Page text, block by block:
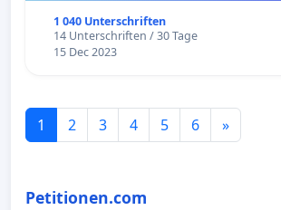
1 040 Unterschriften
14 Unterschriften / 30 Tage
15 Dec 2023
1 2 3 4 5 6 »
Petitionen.com